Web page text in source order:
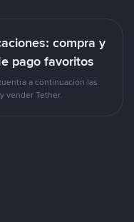
compra y
pago favoritos
a continuación las
vender Tether.